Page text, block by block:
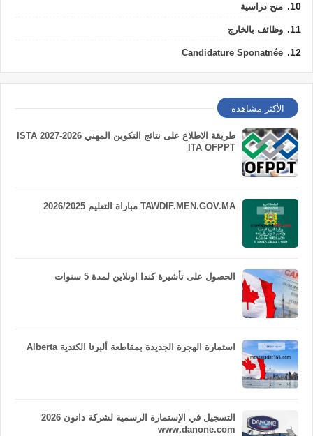
منح دراسية
وظائف بالخارج
Candidature Sponatnée
الأكثر مشاهدة
طريقة الاطلاع على نتائج التكوين المهني 2026-2027 ISTA
ITA OFPPT
TAWDIF.MEN.GOV.MA مباراة التعليم 2026/2025
الحصول على تأشيرة كندا اونلاين لمدة 5 سنوات
استمارة الهجرة الجديدة بمقاطعة ألبرتا الكندية Alberta
التسجيل في الإستمارة الرسمية لشركة دانون 2026
www.danone.com